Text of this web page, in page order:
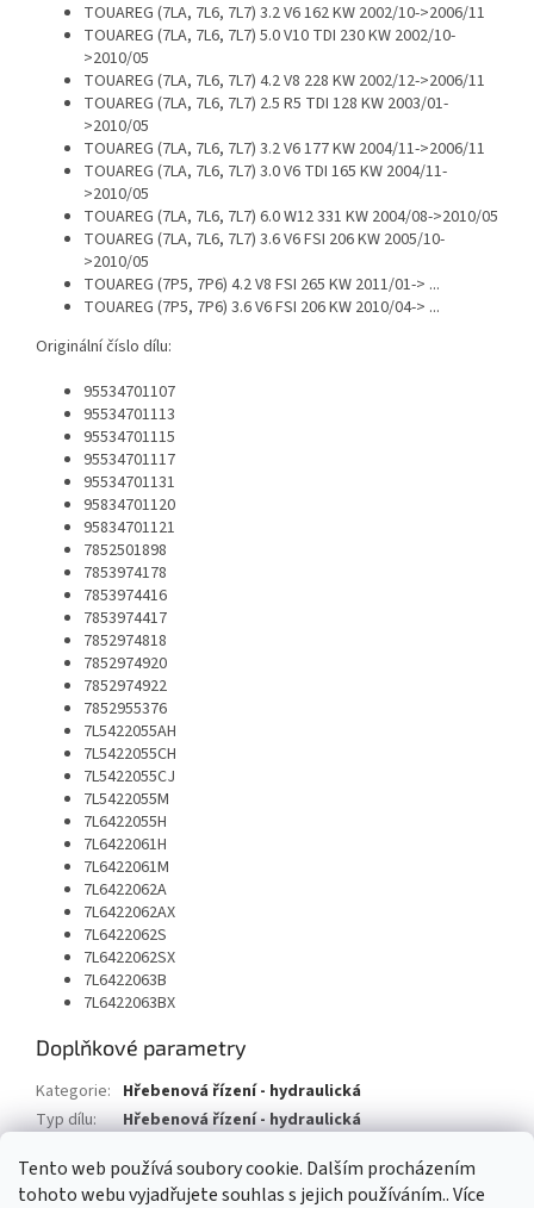
Tento web používá soubory cookie. Dalším procházením
tohoto webu vyjadřujete souhlas s jejich používáním.. Více
TOUAREG (7LA, 7L6, 7L7) 3.2 V6 162 KW 2002/10->2006/11
TOUAREG (7LA, 7L6, 7L7) 5.0 V10 TDI 230 KW 2002/10-
>2010/05
TOUAREG (7LA, 7L6, 7L7) 4.2 V8 228 KW 2002/12->2006/11
TOUAREG (7LA, 7L6, 7L7) 2.5 R5 TDI 128 KW 2003/01-
>2010/05
TOUAREG (7LA, 7L6, 7L7) 3.2 V6 177 KW 2004/11->2006/11
TOUAREG (7LA, 7L6, 7L7) 3.0 V6 TDI 165 KW 2004/11-
>2010/05
TOUAREG (7LA, 7L6, 7L7) 6.0 W12 331 KW 2004/08->2010/05
TOUAREG (7LA, 7L6, 7L7) 3.6 V6 FSI 206 KW 2005/10-
>2010/05
TOUAREG (7P5, 7P6) 4.2 V8 FSI 265 KW 2011/01-> ...
TOUAREG (7P5, 7P6) 3.6 V6 FSI 206 KW 2010/04-> ...
Originální číslo dílu:
95534701107
95534701113
95534701115
95534701117
95534701131
95834701120
95834701121
7852501898
7853974178
7853974416
7853974417
7852974818
7852974920
7852974922
7852955376
7L5422055AH
7L5422055CH
7L5422055CJ
7L5422055M
7L6422055H
7L6422061H
7L6422061M
7L6422062A
7L6422062AX
7L6422062S
7L6422062SX
7L6422063B
7L6422063BX
Doplňkové parametry
Kategorie: Hřebenová řízení - hydraulická
Typ dílu:
Hřebenová řízení - hydraulická